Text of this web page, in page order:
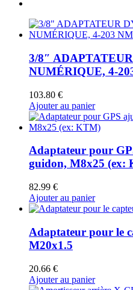
3/8″
NUMÉRIQUE, 4-
103.80 €
Ajouter au panier
Adaptateur pour
guidon, M8x25 (ex:
82.99 €
Ajouter au panier
Adaptateur pour le
M20x1.5
20.66 €
Ajouter au panier